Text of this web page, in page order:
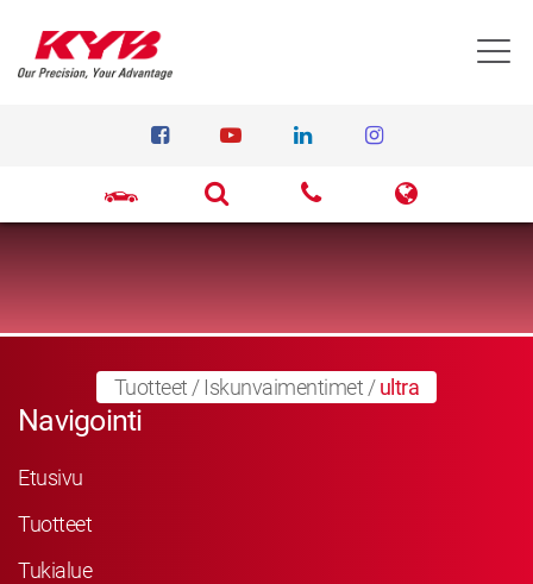
Tuotteet / Iskunvaimentimet /ultra
Navigointi
Etusivu
Tuotteet
Tukialue